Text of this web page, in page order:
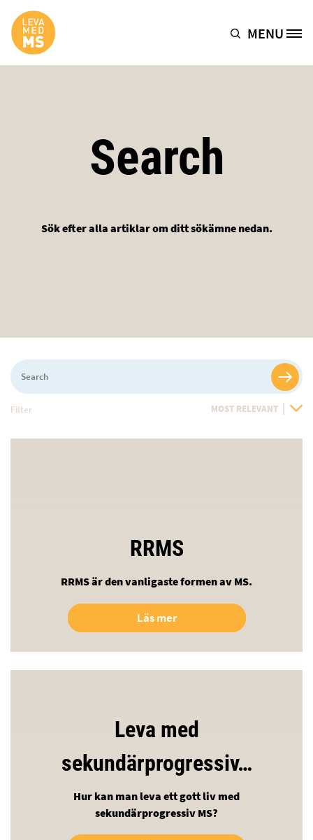
Site Logo MENU
Search
Sök efter alla artiklar om ditt sökämne nedan.
Search
Filter
Sort
RRMS
RRMS är den vanligaste formen av MS.
Läs mer
Leva med
sekundärprogressiv…
Hur kan man leva ett gott liv med
sekundärprogressiv MS?